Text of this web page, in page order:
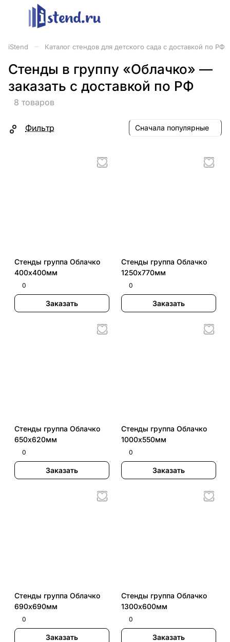
iStend Каталог стендов для детского сада с доставкой по РФ
Стенды в группу «Облачко» —
заказать с доставкой по РФ
8 товаров
Фильтр Сначала популярные
Стенды группа Облачко
400х400мм
0
Заказать
Стенды группа Облачко
1250х770мм
0
Заказать
Стенды группа Облачко
650х620мм
0
Заказать
Стенды группа Облачко
1000х550мм
0
Заказать
Стенды группа Облачко
690х690мм
0
Заказать
Стенды группа Облачко
1300х600мм
0
Заказать